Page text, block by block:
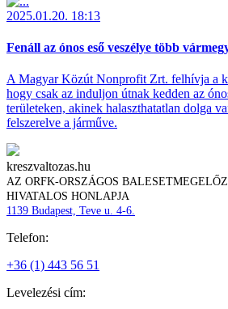
2025.01.20. 18:13
Fenáll az ónos eső veszélye több
A Magyar Közút Nonprofit Zrt. felhívja a
hogy csak az induljon útnak kedden az
területeken, akinek halaszthatatlan dolga
felszerelve a járműve.
kreszvaltozas.hu
AZ ORFK-ORSZÁGOS
HIVATALOS HONLAPJA
1139 Budapest, Teve u. 4-6.
Telefon:
+36 (1) 443 56 51
Levelezési cím: